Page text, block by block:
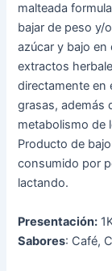
malteada
bajar de peso y/
azúcar y bajo
extractos
directamente en
grasas, además
metabolismo de
Producto de
consumido por
lactando.
Presentación:
Sabores: Café,